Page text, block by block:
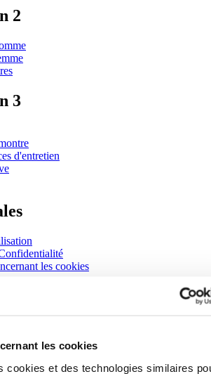
les cookies
cookies et des technologies similaires
2
3
d'entretien
les cookies
CERTINA
région